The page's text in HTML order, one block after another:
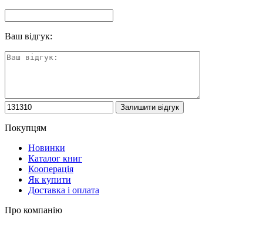
Ваш відгук:
Покупцям
Новинки
Каталог книг
Кооперація
Як купити
Доставка і оплата
Про компанію